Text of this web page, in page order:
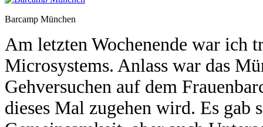
Barcamp München
Am letzten Wochenende war ich
Microsystems. Anlass war das
Gehversuchen auf dem
dieses Mal zugehen wird. Es gab